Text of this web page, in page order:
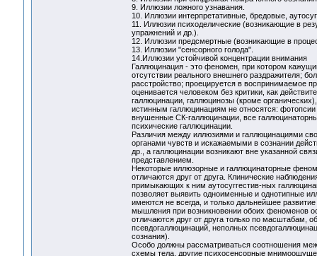
9. Иллюзии ложного узнавания.
10. Иллюзии интерпретативные, бредовые,
11. Иллюзии психоделические (возникающие в
упражнений и др.).
12. Иллюзии предсмертные (возникающие в
13. Иллюзии "сенсорного голода".
14.Иллюзии устойчивой концентрации внимания
Галлюцинация - это феномен, при котором
отсутствии реального внешнего раздражителя;
расстройство; проецируется в воспринимаемое
оценивается человеком без критики, как
галлюцинации, галлюцинозы (кроме
истинным галлюцинациям не относятся:
внушенные СК-галлюцинации, все
психические галлюцинации.
Различия между иллюзиями и галлюцинациями
органами чувств и искажаемыми в сознании
др., а галлюцинации возникают вне указанной
представлением.
Некоторые иллюзорные и галлюцинаторные
отличаются друг от друга. Клинические
примыкающих к ним аутосуггестив-ных
позволяет выявить одноименные и однотипные
имеются не всегда, и только дальнейшее
мышления при возникновении обоих феноменов
отличаются друг от друга только по масштабам,
псевдогаллюцинаций, неполных
сознания).
Особо должны рассматриваться соотношения
схемы тела, другие психосенсорные